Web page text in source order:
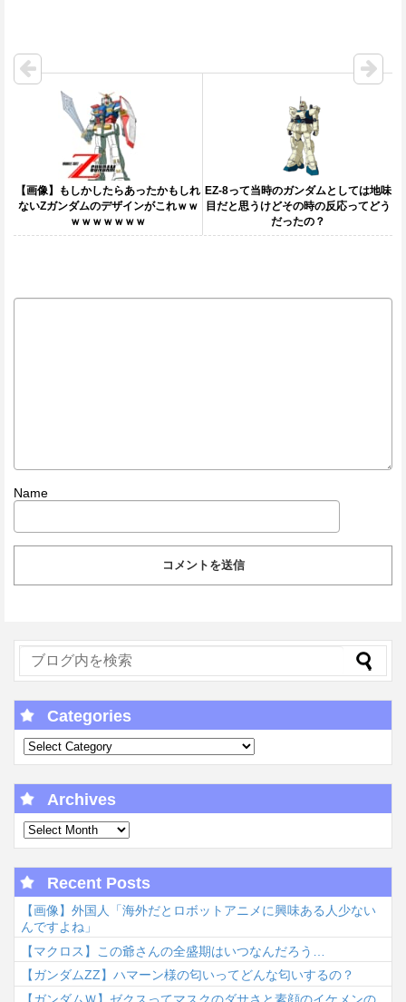
【画像】もしかしたらあったかもしれ
ないΖガンダムのデザインがこれｗｗ
ｗｗｗｗｗｗｗ
EZ-8って当時のガンダムとしては地味
目だと思うけどその時の反応ってどう
だったの？
Name
Categories
Archives
Recent Posts
【画像】外国人「海外だとロボットアニメに興味ある人少ない
んですよね」
【マクロス】この爺さんの全盛期はいつなんだろう…
【ガンダムΖΖ】ハマーン様の匂いってどんな匂いするの？